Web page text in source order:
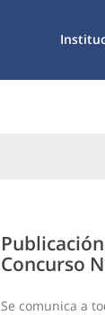
Concurso
Se comunica a